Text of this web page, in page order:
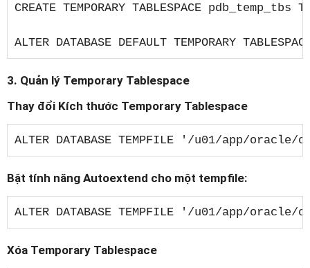
CREATE TEMPORARY TABLESPACE pdb_temp_tbs
ALTER DATABASE DEFAULT TEMPORARY
3. Quản lý Temporary Tablespace
Thay đổi Kích thước Temporary Tablespace
ALTER DATABASE TEMPFILE '/u01/app/
Bật tính năng Autoextend cho một tempfile:
ALTER DATABASE TEMPFILE '/u01/app/oracle/
Xóa Temporary Tablespace